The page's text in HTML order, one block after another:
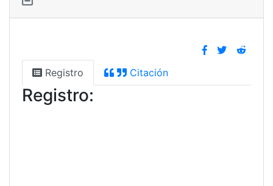
Registro Citación
Registro: